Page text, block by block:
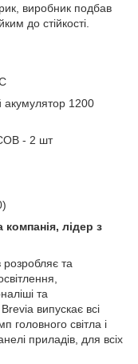
виробник подбав
до стійкості.
1200
- 2 шт
лідер з
розробляє та
та
випускає всі
головного світла і
приладів, для всіх